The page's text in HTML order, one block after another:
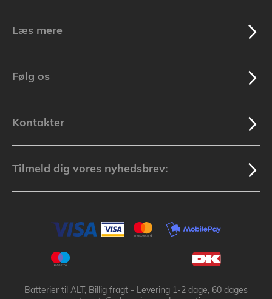
Læs mere
Følg os
Kontakter
Tilmeld dig vores nyhedsbrev:
Batterier til ALT, Billig fragt - Levering 1-2 dage, 60 dages